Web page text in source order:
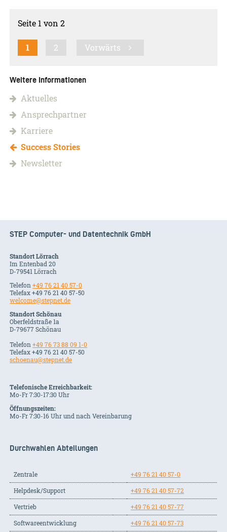
Seite 1 von 2
1 2 Vorwärts
Weitere Informationen
Aktuelles
Ansprechpartner
Karriere
Success Stories
Newsletter
STEP Computer- und Datentechnik GmbH
Standort Lörrach
Im Entenbad 20
D-79541 Lörrach
Telefon+49 76 21 40 57-0
Telefax +49 76 21 40 57-50
welcome@stepnet.de
Standort Schönau
Oberfeldstraße 1a
D-79677 Schönau
Telefon+49 76 73 88 09 1-0
Telefax +49 76 21 40 57-50
schoenau@stepnet.de
Telefonische Erreichbarkeit:
Mo-Fr 7:30-17:30 Uhr
Öffnungszeiten:
Mo-Fr 7:30-16 Uhr und nach Vereinbarung
Durchwahlen Abteilungen
Zentrale
+49 76 21 40 57-0
Helpdesk/Support
+49 76 21 40 57-72
Vertrieb
+49 76 21 40 57-77
Softwareentwicklung
+49 76 21 40 57-73